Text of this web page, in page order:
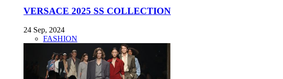
VERSACE 2025 SS COLLECTION
24 Sep, 2024
FASHION